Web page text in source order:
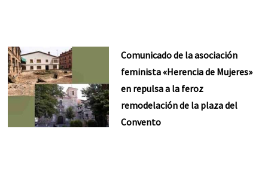
Comunicado de la asociación
feminista «Herencia de Mujeres»
en repulsa a la feroz
remodelación de la plaza del
Convento